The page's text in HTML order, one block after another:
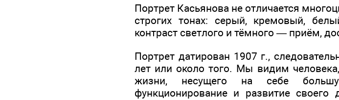
Портрет Касьянова не отличается
строгих тонах: серый, кремовый,
контраст светлого и тёмного — приём,
Портрет датирован 1907 г.,
лет или около того. Мы видим
жизни, несущего на себе
функционирование и развитие